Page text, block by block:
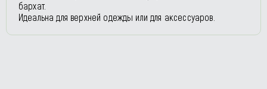
бархат.
Идеальна для верхней одежды или для аксессуаров.